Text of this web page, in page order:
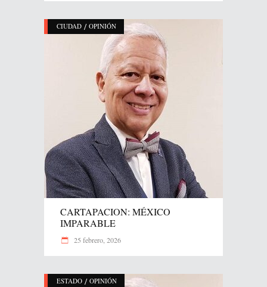
CIUDAD / OPINIÓN
CARTAPACION: MÉXICO
IMPARABLE
25 febrero, 2026
ESTADO / OPINIÓN